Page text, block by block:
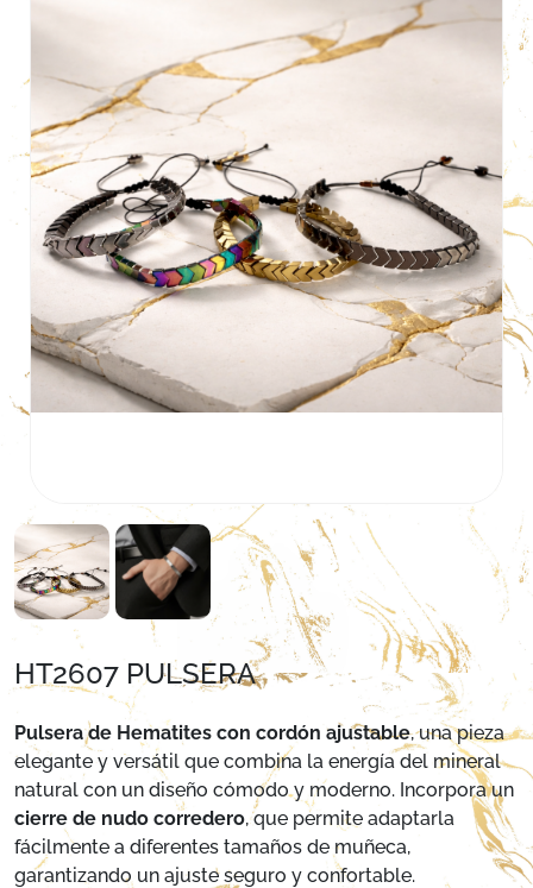
HT2607 PULSERA
Pulsera de Hematites con cordón ajustable, una pieza
elegante y versátil que combina la energía del mineral
natural con un diseño cómodo y moderno. Incorpora un
cierre de nudo corredero, que permite adaptarla
fácilmente a diferentes tamaños de muñeca,
garantizando un ajuste seguro y confortable.